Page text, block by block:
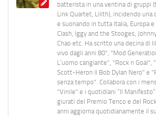
batterista in una ventina di gruppi
Link Quartet, Lilith), incidendo una
e suonando in tutta Italia, Europa e
Clash, Iggy and the Stooges,
Chao etc. Ha scritto una decina di
vivo dagli anni 80", "Mod
L’uomo cangiante", "Rock n Goal",
Scott-Heron Il Bob Dylan Nero" e
senza tempo". Collabora con i
"Vinile" e i quotidiani “Il Manifesto”
giurati del Premio Tenco e del
anni aggiorna quotidianamente il